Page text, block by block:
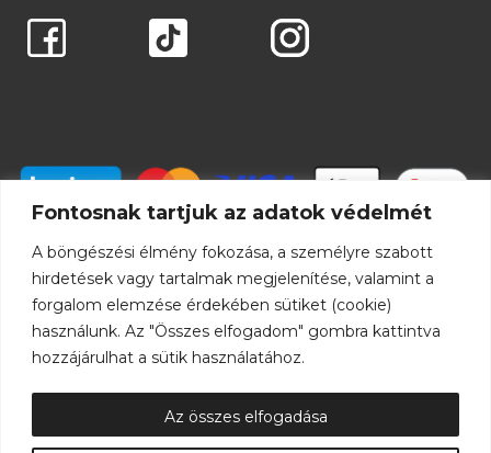
Fontosnak tartjuk az adatok védelmét
A böngészési élmény fokozása, a személyre szabott
hirdetések vagy tartalmak megjelenítése, valamint a
forgalom elemzése érdekében sütiket (cookie)
használunk. Az "Összes elfogadom" gombra kattintva
hozzájárulhat a sütik használatához.
Az összes elfogadása